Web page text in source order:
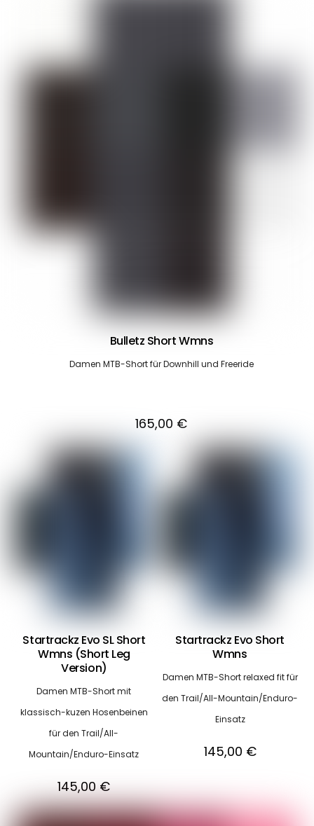
Bulletz Short Wmns
Damen MTB-Short für Downhill und Freeride
165,00 €
Startrackz Evo SL Short
Wmns (Short Leg
Version)
Damen MTB-Short mit
klassisch-kuzen Hosenbeinen
für den Trail/All-
Mountain/Enduro-Einsatz
145,00 €
Startrackz Evo Short
Wmns
Damen MTB-Short relaxed fit für
den Trail/All-Mountain/Enduro-
Einsatz
145,00 €